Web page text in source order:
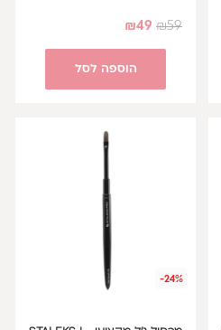
₪59
₪49
הוספה לסל
-24%